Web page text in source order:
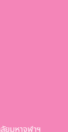
ยมหาจุฬาฯ